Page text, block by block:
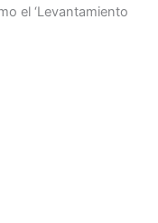
el ‘Levantamiento